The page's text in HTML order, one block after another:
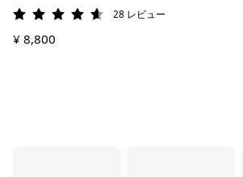
評価: 4.6 / 5
28 レビュー
¥ 8,800